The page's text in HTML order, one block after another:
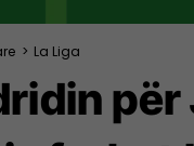
> La Liga